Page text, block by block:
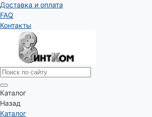
Доставка и оплата
FAQ
Контакты
Каталог
Назад
Каталог